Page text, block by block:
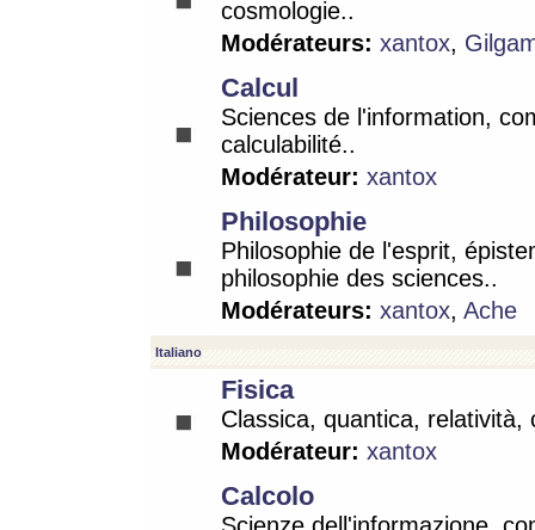
cosmologie..
Modérateurs: xantox,
Calcul
Sciences de l'information,
calculabilité..
Modérateur: xantox
Philosophie
Philosophie de l'esprit,
philosophie des sciences..
Modérateurs: xantox, Ache
Italiano
Fisica
Classica, quantica, relatività,
Modérateur: xantox
Calcolo